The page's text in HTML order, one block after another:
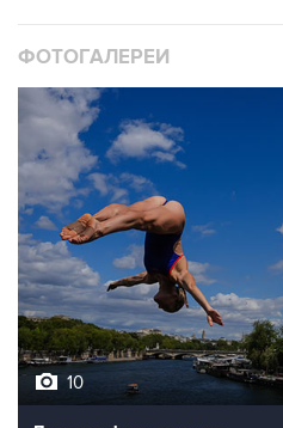
ФОТОГАЛЕРЕИ
10